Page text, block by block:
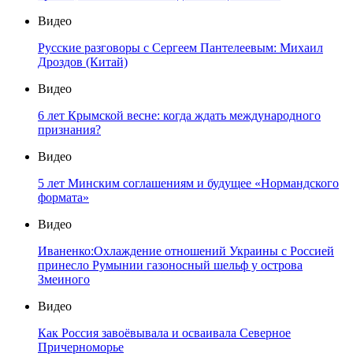
Видео
Русские разговоры с Сергеем Пантелеевым: Михаил
Дроздов (Китай)
Видео
6 лет Крымской весне: когда ждать международного
признания?
Видео
5 лет Минским соглашениям и будущее «Нормандского
формата»
Видео
Иваненко:Охлаждение отношений Украины с Россией
принесло Румынии газоносный шельф у острова
Змеиного
Видео
Как Россия завоёвывала и осваивала Северное
Причерноморье